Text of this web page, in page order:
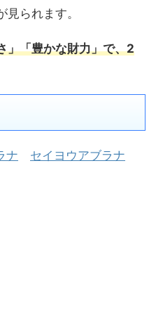
られます。
」「豊かな財力」で、2
ナ
セイヨウアブラナ